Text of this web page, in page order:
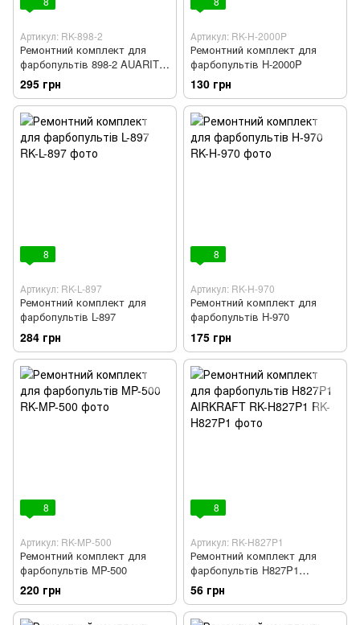
Артикул: RK-898-2
Ремонтний комплект для
фарбопультів 898-2 AUARITA
RK-898-2
295 грн
Артикул: RK-H-2000P
Ремонтний комплект для
фарбопультів H-2000P
130 грн
8
Артикул: RK-L-897
Ремонтний комплект для
фарбопультів L-897
284 грн
8
Артикул: RK-H-970
Ремонтний комплект для
фарбопультів H-970
175 грн
8
Артикул: RK-MP-500
Ремонтний комплект для
фарбопультів MP-500
220 грн
8
Артикул: RK-H827P1
Ремонтний комплект для
фарбопультів H827P1
AIRKRAFT RK-H827P1
56 грн